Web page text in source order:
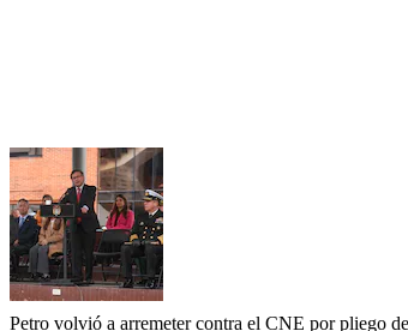
Petro volvió a arremeter contra el CNE por pliego